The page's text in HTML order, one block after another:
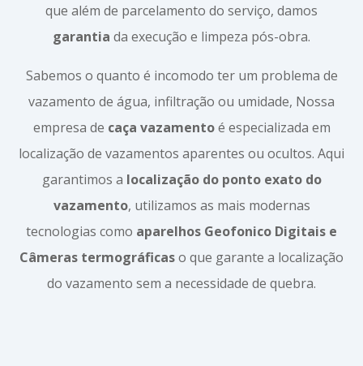
que além de parcelamento do serviço, damos
garantia da execução e limpeza pós-obra.
Sabemos o quanto é incomodo ter um problema de
vazamento de água, infiltração ou umidade, Nossa
empresa de caça vazamentoé especializada em
localização de vazamentos aparentes ou ocultos. Aqui
garantimos a localização do ponto exato do
vazamento, utilizamos as mais modernas
tecnologias como aparelhos Geofonico Digitais e
Câmeras termográficaso que garante a localização
do vazamento sem a necessidade de quebra.